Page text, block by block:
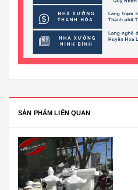
SẢN PHẨM LIÊN QUAN